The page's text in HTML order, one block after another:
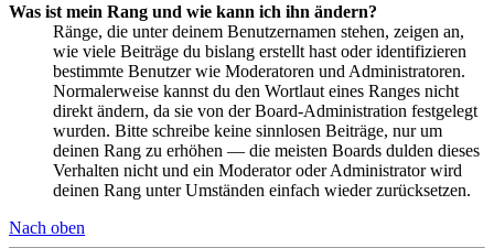
Was ist mein Rang und wie kann ich ihn ändern?
Ränge, die unter deinem Benutzernamen stehen, zeigen an,
wie viele Beiträge du bislang erstellt hast oder identifizieren
bestimmte Benutzer wie Moderatoren und Administratoren.
Normalerweise kannst du den Wortlaut eines Ranges nicht
direkt ändern, da sie von der Board-Administration festgelegt
wurden. Bitte schreibe keine sinnlosen Beiträge, nur um
deinen Rang zu erhöhen — die meisten Boards dulden dieses
Verhalten nicht und ein Moderator oder Administrator wird
deinen Rang unter Umständen einfach wieder zurücksetzen.
Nach oben